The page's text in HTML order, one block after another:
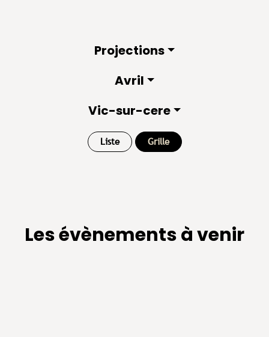
Projections
Avril
Vic-sur-cere
Liste Grille
Les évènements à venir